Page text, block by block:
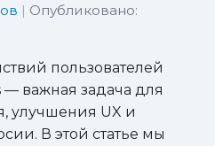
| Опубликовано:
пользователей
— важная задача для
улучшения UX и
В этой статье мы